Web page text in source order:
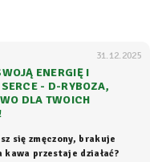
31.12.2025
ENERGIĘ I
- D-RYBOZA,
DLA TWOICH
się zmęczony, brakuje
przestaje działać?